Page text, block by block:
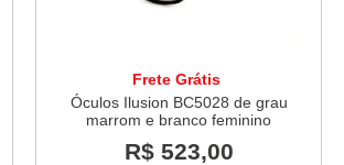
Frete Grátis
Óculos Ilusion BC5028 de grau
marrom e branco feminino
R$ 523,00